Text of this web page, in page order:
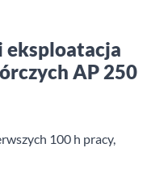
eksploatacja
AP 250
100 h pracy,